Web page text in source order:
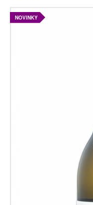
NOVINKY